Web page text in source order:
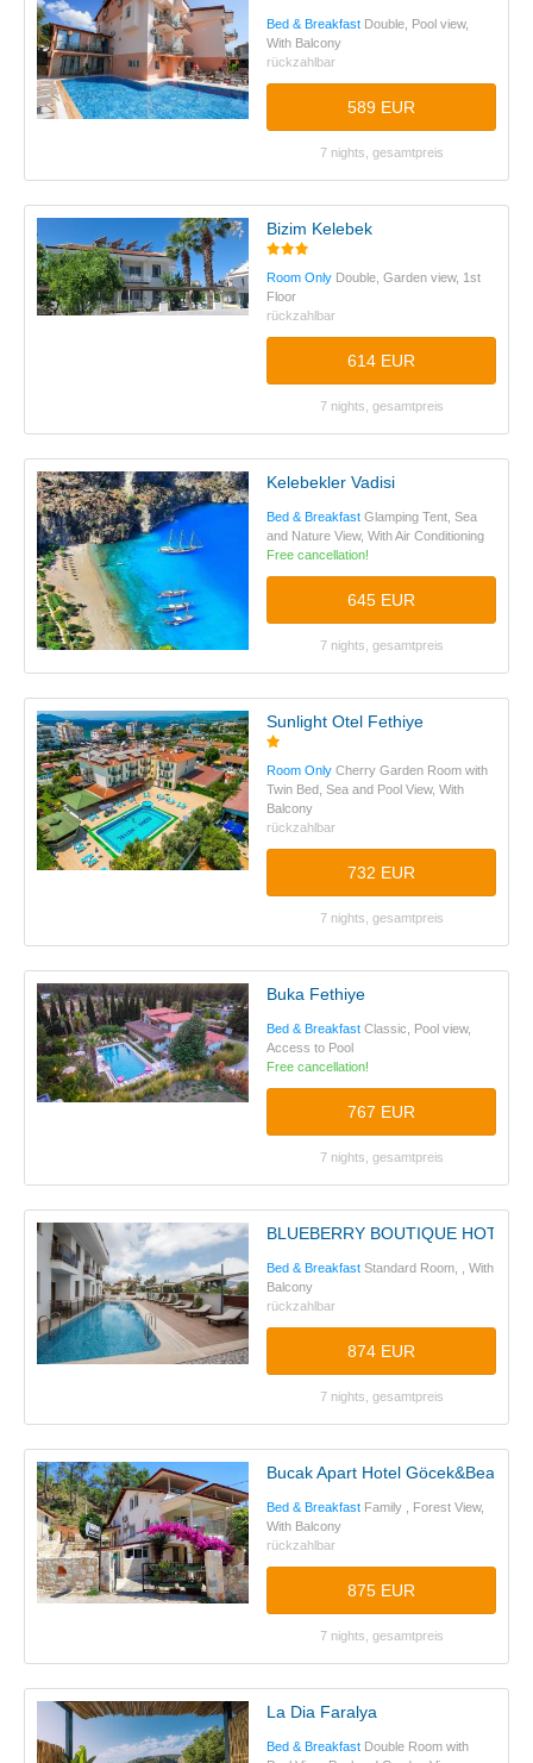
Bed & Breakfast Double, Pool view,
With Balcony
rückzahlbar
589 EUR
7 nights, gesamtpreis
Bizim Kelebek
Room Only Double, Garden view, 1st
Floor
rückzahlbar
614 EUR
7 nights, gesamtpreis
Kelebekler Vadisi
Bed & Breakfast Glamping Tent, Sea
and Nature View, With Air Conditioning
Free cancellation!
645 EUR
7 nights, gesamtpreis
Sunlight Otel Fethiye
Room Only Cherry Garden Room with
Twin Bed, Sea and Pool View, With
Balcony
rückzahlbar
732 EUR
7 nights, gesamtpreis
Buka Fethiye
Bed & Breakfast Classic, Pool view,
Access to Pool
Free cancellation!
767 EUR
7 nights, gesamtpreis
BLUEBERRY BOUTIQUE HOTEL
Bed & Breakfast Standard Room, , With
Balcony
rückzahlbar
874 EUR
7 nights, gesamtpreis
Bucak Apart Hotel Göcek&Beach
Bed & Breakfast Family , Forest View,
With Balcony
rückzahlbar
875 EUR
7 nights, gesamtpreis
La Dia Faralya
Bed & Breakfast Double Room with